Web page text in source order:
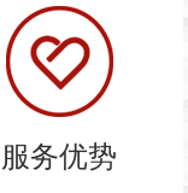
服务优势